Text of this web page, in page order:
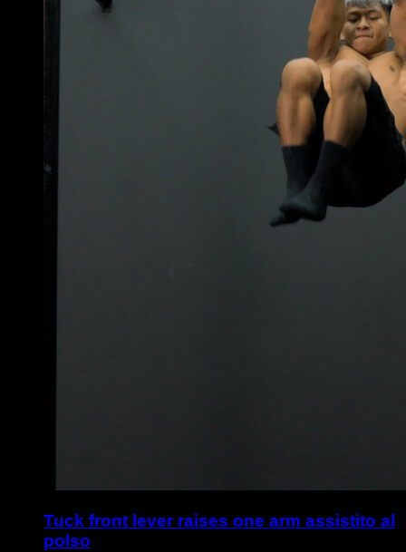
Tuck front lever raises one arm assistito al
polso